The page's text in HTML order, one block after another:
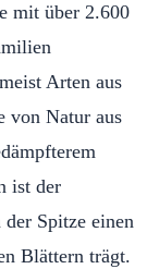
mit über 2.600
Arten aus
von Natur aus
ist der
Spitze einen
Blättern trägt.